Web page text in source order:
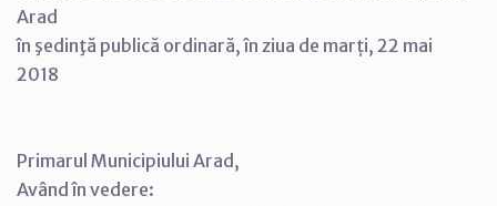
Arad
în şedinţă publică ordinară, în ziua de marți, 22 mai
2018
Primarul Municipiului Arad,
Având în vedere: